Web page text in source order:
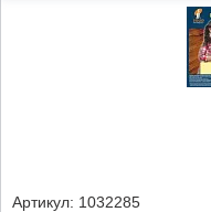
Артикул: 1032285